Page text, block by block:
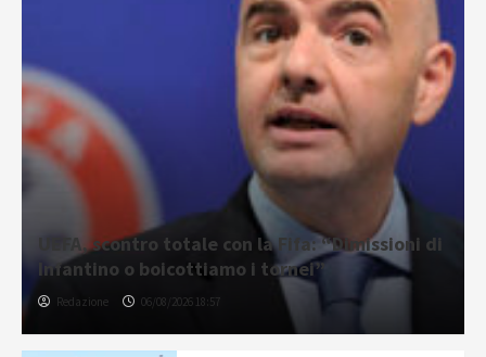
UEFA, scontro totale con la Fifa: “Dimissioni di
Infantino o boicottiamo i tornei”
Redazione 06/08/2026 18:57